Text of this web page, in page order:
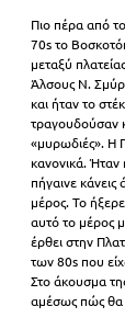
Πιο πέρα από
70s το
μεταξύ
Άλσους Ν.
και ήταν το
τραγουδούσαν
«μυρωδιές». Η
κανονικά.
πήγαινε κάνεις
μέρος. Το
αυτό το μέρος
έρθει στην
των 80s που
Στο άκουσμα
αμέσως πώς θα